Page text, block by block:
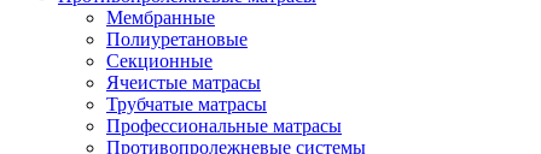
Мембранные
Полиуретановые
Секционные
Ячеистые матрасы
Трубчатые матрасы
Профессиональные матрасы
Противопролежневые системы